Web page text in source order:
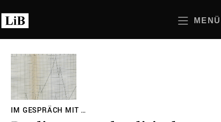
Inhalt
springen
MENÜ
IM GESPRÄCH MIT …